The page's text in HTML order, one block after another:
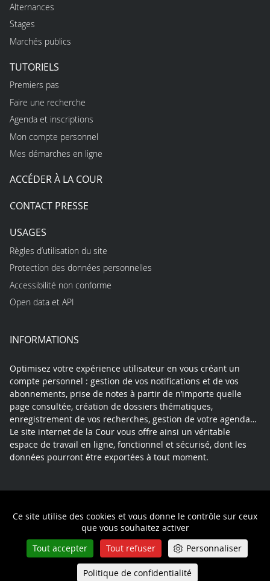
Ce site utilise des cookies et vous donne le contrôle sur ceux
que vous souhaitez activer
Tout accepter
Tout refuser Personnaliser
Politique de confidentialité
Alternances
Stages
Marchés publics
TUTORIELS
Premiers pas
Faire une recherche
Agenda et inscriptions
Mon compte personnel
Mes démarches en ligne
ACCÉDER À LA COUR
CONTACT PRESSE
USAGES
Règles d’utilisation du site
Protection des données personnelles
Accessibilité non conforme
Open data et API
INFORMATIONS
Optimisez votre expérience utilisateur en vous créant un
compte personnel : gestion de vos notifications et de vos
abonnements, prise de notes à partir de n’importe quelle
page consultée, création de dossiers thématiques,
enregistrement de vos recherches, gestion de votre agenda…
Le site internet de la Cour vous offre ainsi un véritable
espace de travail en ligne, fonctionnel et sécurisé, dont les
données pourront être exportées à tout moment.
Politique de confidentialité
Queue-Fair